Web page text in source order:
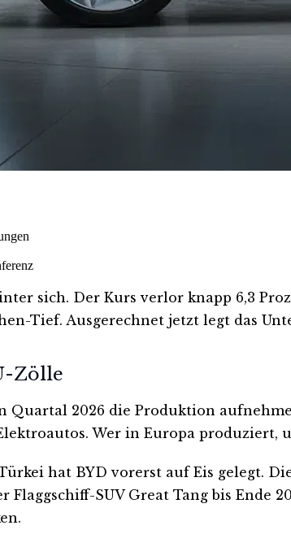
sich. Der Kurs verlor knapp 6,3
Tief. Ausgerechnet jetzt legt das
Zölle
Quartal 2026 die Produktion
Wer in Europa produziert,
hat BYD vorerst auf Eis gelegt.
Flaggschiff-SUV Great Tang bis